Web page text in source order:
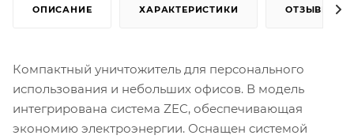
ОПИСАНИЕ ХАРАКТЕРИСТИКИ ОТЗЫВЫ
Компактный уничтожитель для персонального
использования и небольших офисов. В модель
интегрирована система ZEC, обеспечивающая
экономию электроэнергии. Оснащен системой